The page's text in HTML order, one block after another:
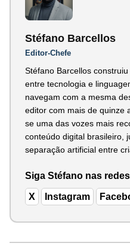
Stéfano Barcellos
Editor-Chefe
Stéfano Barcellos
entre tecnologia e
navegam com a mesma
editor com mais de quinze
se uma das vozes mais
conteúdo digital brasileiro,
separação artificial entre
Siga Stéfano nas
X Instagram